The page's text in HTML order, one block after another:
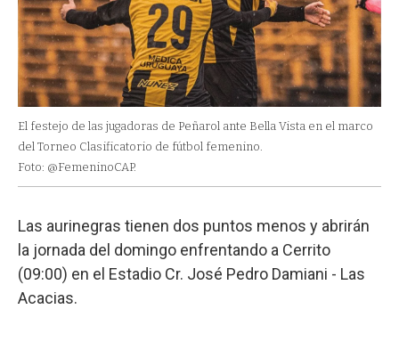
El festejo de las jugadoras de Peñarol ante Bella Vista en el marco
del Torneo Clasificatorio de fútbol femenino.
Foto: @FemeninoCAP.
Las aurinegras tienen dos puntos menos y abrirán
la jornada del domingo enfrentando a Cerrito
(09:00) en el Estadio Cr. José Pedro Damiani - Las
Acacias.